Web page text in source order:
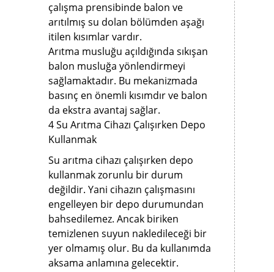
çalışma prensibinde balon ve
arıtılmış su dolan bölümden aşağı
itilen kısımlar vardır.
Arıtma musluğu açıldığında sıkışan
balon musluğa yönlendirmeyi
sağlamaktadır. Bu mekanizmada
basınç en önemli kısımdır ve balon
da ekstra avantaj sağlar.
4 Su Arıtma Cihazı Çalışırken Depo
Kullanmak
Su arıtma cihazı çalışırken depo
kullanmak zorunlu bir durum
değildir. Yani cihazın çalışmasını
engelleyen bir depo durumundan
bahsedilemez. Ancak biriken
temizlenen suyun nakledileceği bir
yer olmamış olur. Bu da kullanımda
aksama anlamına gelecektir.